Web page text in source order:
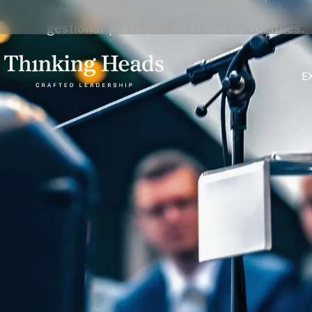
criptoeconomía e inversiones. Aprende
gestionar portfolios en entornos volátiles.